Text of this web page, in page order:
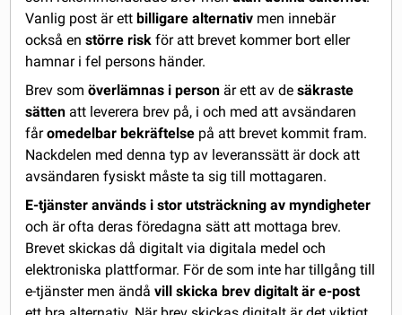
Vanlig post är ettbilligare alternativ men innebär
också enstörre riskför att brevet kommer bort eller
hamnar i fel persons händer.
Brev somöverlämnas i person är ett av desäkraste
sätten att leverera brev på, i och med att avsändaren
fåromedelbar bekräftelse på att brevet kommit fram.
Nackdelen med denna typ av leveranssätt är dock att
avsändaren fysiskt måste ta sig till mottagaren.
E-tjänster används i stor utsträckning av myndigheter
och är ofta deras föredagna sätt att mottaga brev.
Brevet skickas då digitalt via digitala medel och
elektroniska plattformar. För de som inte har tillgång till
e-tjänster men ändå vill skicka brev digitalt är e-post